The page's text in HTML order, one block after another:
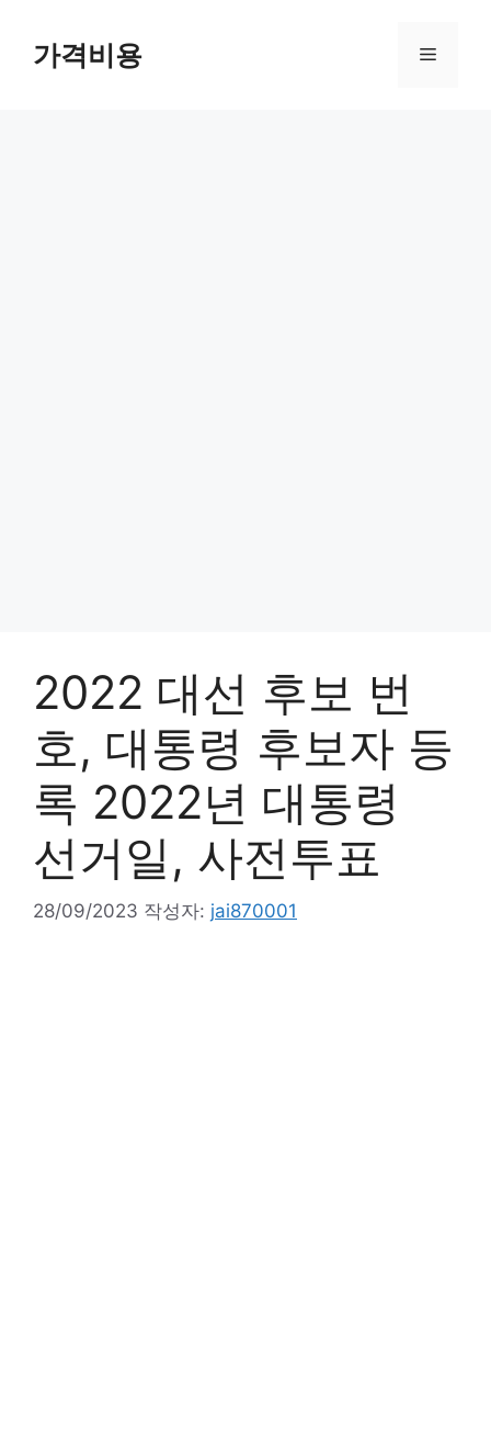
가격비용 메
2022 대선 후보 번
호, 대통령 후보자 등
록 2022년 대통령
선거일, 사전투표
28/09/2023 작성자: jai870001